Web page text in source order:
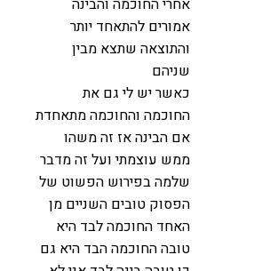
אמורים להתאחד יותר
והתוצאה שתצא מבין
שניהם
כאשר יש לי גם את
החוכמה והחוכמה מתאחדת
אם הבינה אז זה משהו
ממש עוצמתי ועל זה מדבר
שלמה בפירוש הפשוט של
הפסוק טובים השניים מן
האחד החוכמה לבד היא
טובה החוכמה הבד היא גם